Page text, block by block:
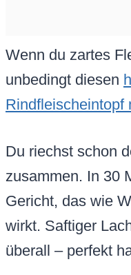
Wenn du zartes
unbedingt diesen
Rindfleischeintopf
Du riechst schon
zusammen. In 30
Gericht, das wie
wirkt. Saftiger
überall – perfekt